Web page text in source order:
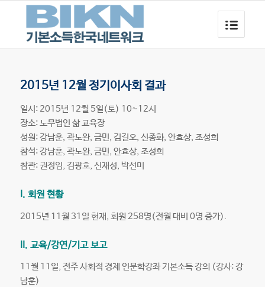
2015년 12월 정기이사회 결과
일시: 2015년 12월 5일(토) 10~12시
장소: 노무법인 삶 교육장
성원: 강남훈, 곽노완, 금민, 김길오, 신종화, 안효상, 조성희
참석: 강남훈, 곽노완, 금민, 안효상, 조성희
참관: 권정임, 김광호, 신재성, 박선미
I. 회원 현황
2015년 11월 31일 현재, 회원 258명(전월 대비 0명 증가).
II. 교육/강연/기고 보고
11월 11일, 전주 사회적 경제 인문학강좌 기본소득 강의 (강사: 강
남훈)